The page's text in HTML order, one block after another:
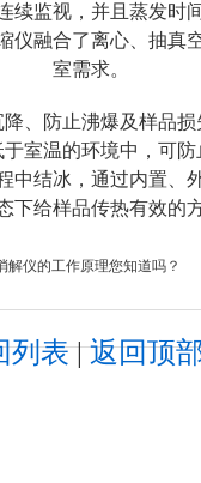
监视，并且蒸发时
融合了离心、抽真
室需求。
、防止沸爆及样品
室温的环境中，可
中结冰，通过内置
下给样品传热有效的
解仪的工作原理您知道吗？
列表|返回顶